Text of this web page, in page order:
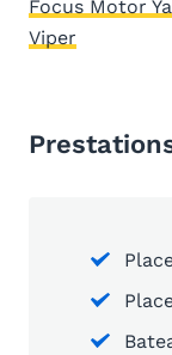
Focus Motor
Viper